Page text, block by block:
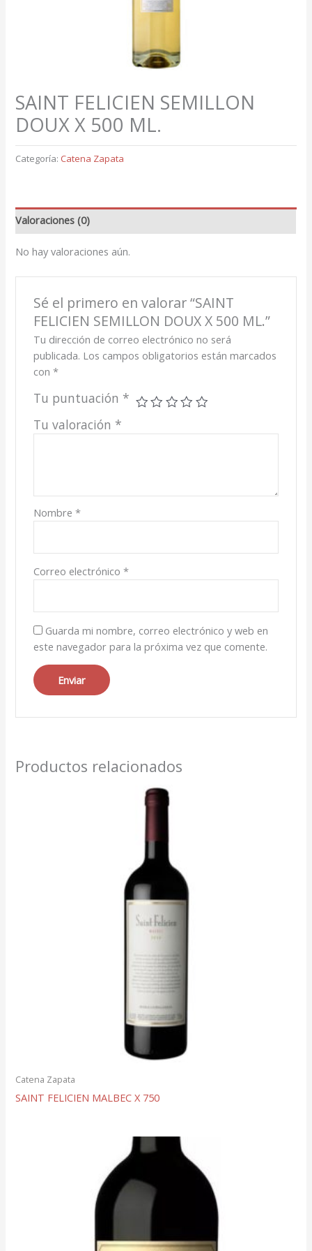
SAINT FELICIEN SEMILLON
DOUX X 500 ML.
Categoría: Catena Zapata
Valoraciones (0)
No hay valoraciones aún.
Sé el primero en valorar “SAINT
FELICIEN SEMILLON DOUX X 500 ML.”
Tu dirección de correo electrónico no será
publicada. Los campos obligatorios están marcados
con *
Tu puntuación *
Tu valoración *
Nombre *
Correo electrónico *
Guarda mi nombre, correo electrónico y web en
este navegador para la próxima vez que comente.
Productos relacionados
Catena Zapata
SAINT FELICIEN MALBEC X 750